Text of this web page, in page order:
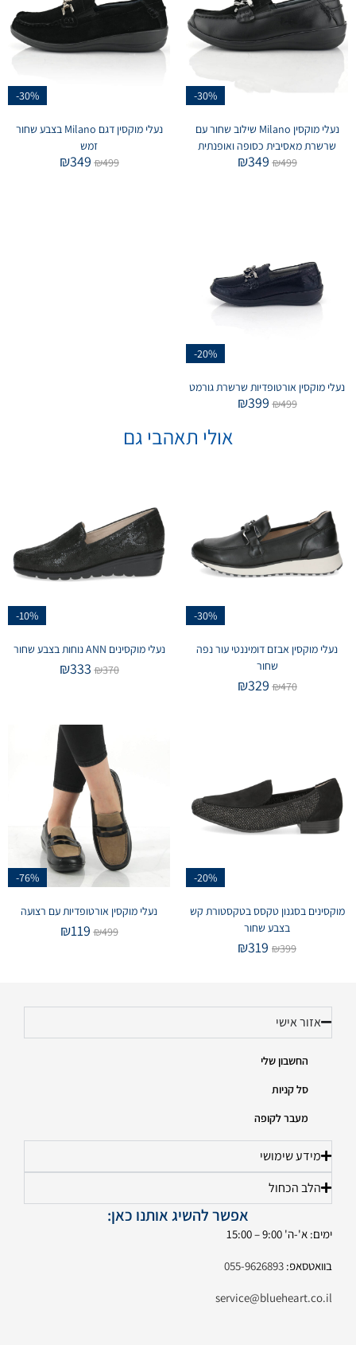
-30%
נעלי מוקסין Milano שילוב שחור עם
שרשרת מאסיבית כסופה ואופנתית
₪499
₪349
-30%
נעלי מוקסין דגם Milano בצבע שחור
זמש
₪499
₪349
-20%
נעלי מוקסין אורטופדיות שרשרת גורמט
₪499
₪399
אולי תאהבי גם
-30%
נעלי מוקסין אבזם דומיננטי עור נפה
שחור
₪470
₪329
-10%
נעלי מוקסינים ANN נוחות בצבע שחור
₪370
₪333
-20%
מוקסינים בסגנון טקסס בטקסטורת קש
בצבע שחור
₪399
₪319
-76%
נעלי מוקסין אורטופדיות עם רצועה
₪499
₪119
אזור אישי
החשבון שלי
סל קניות
מעבר לקופה
מידע שימושי
הלב הכחול
אפשר להשיג אותנו כאן:
ימים: א'-ה' 9:00 – 15:00
בוואטסאפ: 055-9626893
service@blueheart.co.il